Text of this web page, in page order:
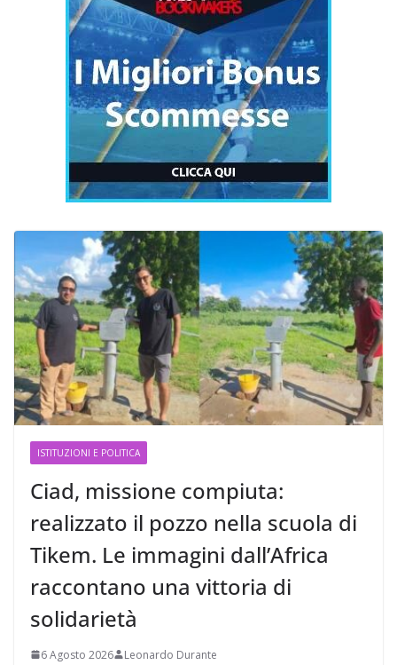
ISTITUZIONI E POLITICA
Ciad, missione compiuta:
realizzato il pozzo nella scuola di
Tikem. Le immagini dall’Africa
raccontano una vittoria di
solidarietà
6 Agosto 2026 Leonardo Durante